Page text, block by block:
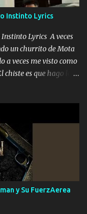
Instinto Lyrics
Instinto Lyrics A veces
un churrito de Mota
a veces me visto como
es que hago lo
mis plebes Música
la cachucha de lado
una super o a veces
generaciones yo
así soy me mandó
soy hocicon un
saben nada falsas
no quieren ve...
y Su FuerzAerea